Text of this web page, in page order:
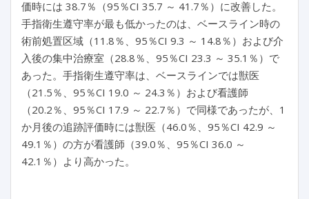
価時には 38.7％（95％CI 35.7 ～ 41.7％）に改善した。
手指衛生遵守率が最も低かったのは、ベースライン時の
術前処置区域（11.8％、95％CI 9.3 ～ 14.8％）および介
入後の集中治療室（28.8％、95％CI 23.3 ～ 35.1％）で
あった。手指衛生遵守率は、ベースラインでは獣医
（21.5％、95％CI 19.0 ～ 24.3％）および看護師
（20.2％、95％CI 17.9 ～ 22.7％）で同様であったが、1
か月後の追跡評価時には獣医（46.0％、95％CI 42.9 ～
49.1％）の方が看護師（39.0％、95％CI 36.0 ～
42.1％）より高かった。